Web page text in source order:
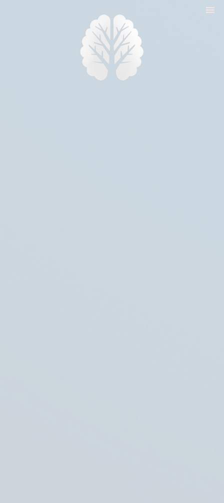
cikkek
biologika animália
tréningek